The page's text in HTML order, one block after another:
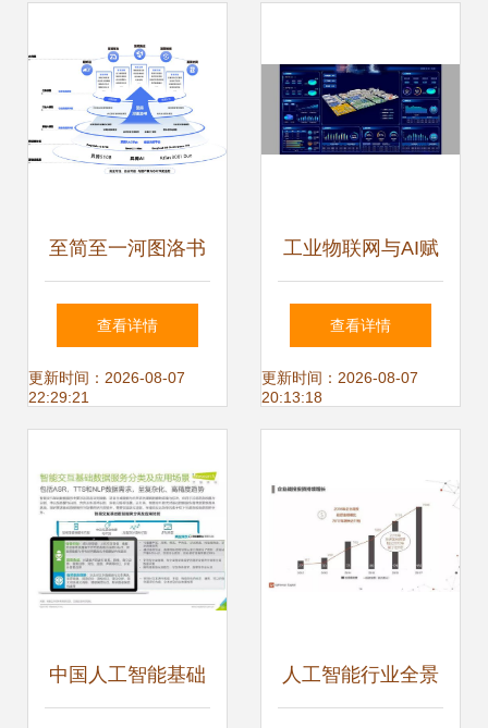
深入人工智能行业
应用系统集成服务
至简至一河图洛书
斩获数字中国人工
智能大赛全国二等
用系统集成服务的
创新突破
查看详情
更新时间：2026-08-07
22:29:21
工业物联网与AI赋
能MES 智能化生产
的关键突破
查看详情
更新时间：2026-08-07
20:13:18
中国人工智能基础 人工智能行业全景